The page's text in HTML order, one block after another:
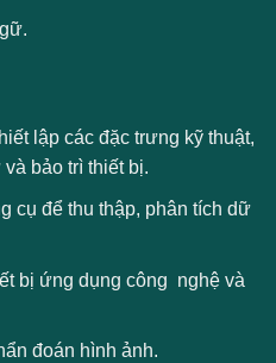
lập các đặc trưng kỹ thuật,
bảo trì thiết bị.
cụ để thu thập, phân tích dữ
bị ứng dụng công nghệ và
đoán hình ảnh.